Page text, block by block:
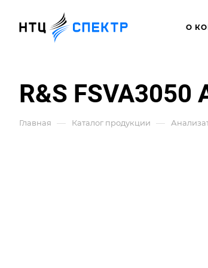
О
R&S FSVA3050
Главная — Каталог продукции —